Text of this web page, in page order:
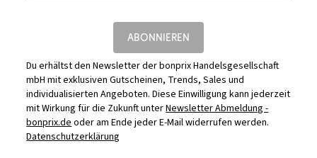
ABONNIEREN
Du erhältst den Newsletter der bonprix Handelsgesellschaft
mbH mit exklusiven Gutscheinen, Trends, Sales und
individualisierten Angeboten. Diese Einwilligung kann jederzeit
mit Wirkung für die Zukunft unterNewsletter Abmeldung -
bonprix.deoder am Ende jeder E-Mail widerrufen werden.
Datenschutzerklärung